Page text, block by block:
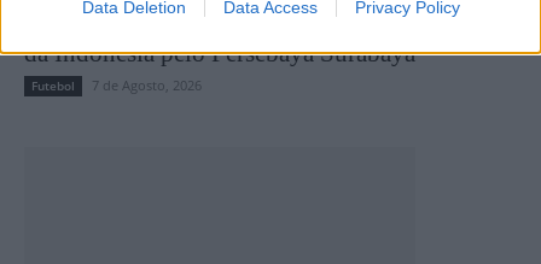
Data Deletion Data Access Privacy Policy
Miguel Pereira conquista a Taça do Presidente
da Indonésia pelo Persebaya Surabaya
Futebol 7 de Agosto, 2026